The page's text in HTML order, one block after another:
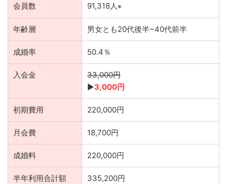
会員数 91,318人 ※
年齢層 男女とも20代後半~40代前半
成婚率 50.4％
入会金
33,000円
▶︎3,000円
初期費用 220,000円
月会費 18,700円
成婚料 220,000円
半年利用合計額 335,200円